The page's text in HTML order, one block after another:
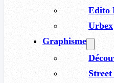
Edito
Urbex
Graphisme